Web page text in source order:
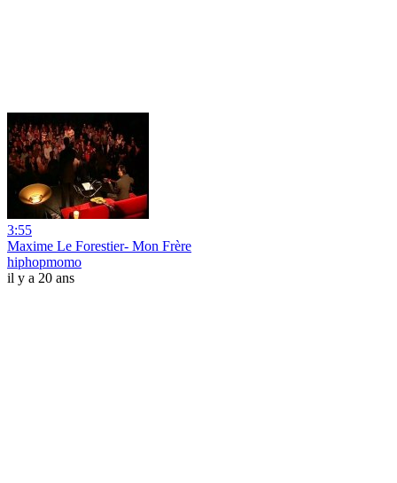
3:55
Maxime Le Forestier- Mon Frère
hiphopmomo
il y a 20 ans